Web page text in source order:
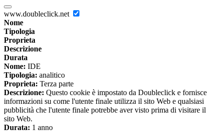
www.doubleclick.net
Nome
Tipologia
Proprieta
Descrizione
Durata
Nome: IDE
Tipologia: analitico
Proprieta: Terza parte
Descrizione: Questo cookie è impostato da Doubleclick e fornisce
informazioni su come l'utente finale utilizza il sito Web e qualsiasi
pubblicità che l'utente finale potrebbe aver visto prima di visitare il
sito Web.
Durata: 1 anno